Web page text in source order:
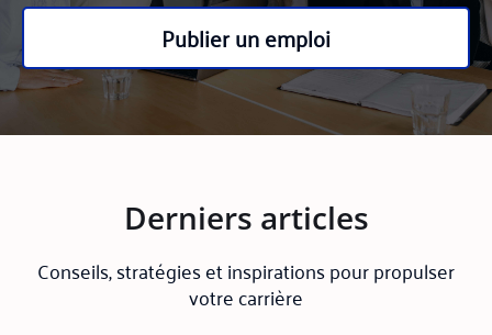
Publier un emploi
Derniers articles
Conseils, stratégies et inspirations pour propulser
votre carrière